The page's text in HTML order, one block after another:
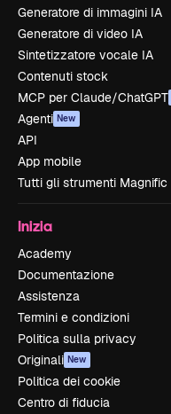
Generatore di immagini IA
Generatore di video IA
Sintetizzatore vocale IA
Contenuti stock
MCP per Claude/ChatGPT
Agenti New
API
App mobile
Tutti gli strumenti Magnific
Inizia
Academy
Documentazione
Assistenza
Termini e condizioni
Politica sulla privacy
Originali New
Politica dei cookie
Centro di fiducia